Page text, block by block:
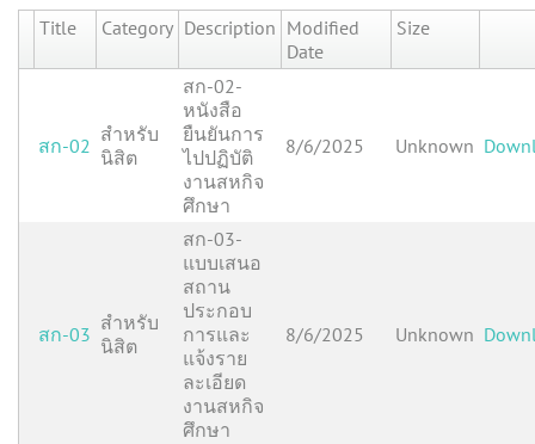
Title Category Description Modified
Date
Size
สก-02 สำหรับ
นิสิต
สก-02-
หนังสือ
ยืนยันการ
ไปปฏิบัติ
งานสหกิจ
ศึกษา
8/6/2025 Unknown
สก-03 สำหรับ
นิสิต
สก-03-
แบบเสนอ
สถาน
ประกอบ
การและ
แจ้งราย
ละเอียด
งานสหกิจ
ศึกษา
8/6/2025 Unknown